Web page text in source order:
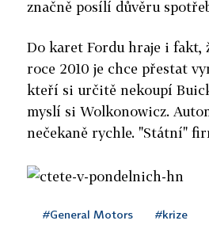
značně posílí důvěru
Do karet Fordu hraje i fakt,
roce 2010 je chce přestat
kteří si určitě nekoupí
myslí si Wolkonowicz.
nečekaně rychle. "Státní"
#General Motors #krize